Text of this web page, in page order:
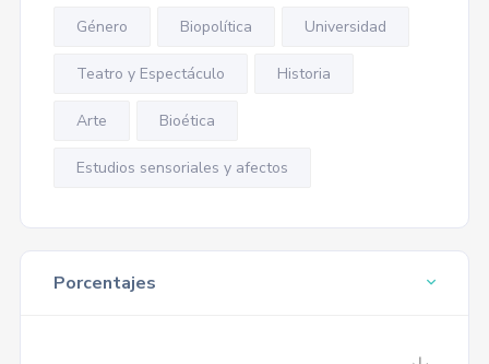
Género Biopolítica Universidad
Teatro y Espectáculo Historia
Arte Bioética
Estudios sensoriales y afectos
Porcentajes